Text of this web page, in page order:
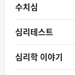
수치심
심리테스트
심리학 이야기